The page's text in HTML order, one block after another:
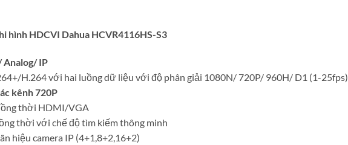
hình HDCVI Dahua HCVR4116HS-S3
Analog/ IP
H.264 với hai luồng dữ liệu với độ phân giải 1080N/ 720P/ 960H/ D1 (1-25fps)
kênh 720P
thời HDMI/VGA
thời với chế độ tìm kiếm thông minh
hiệu camera IP (4+1,8+2,16+2)